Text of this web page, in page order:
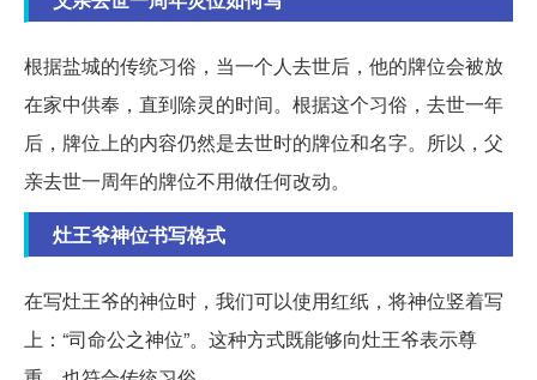
根据盐城的传统习俗，当一个人去世后，他的牌位会被放
在家中供奉，直到除灵的时间。根据这个习俗，去世一年
后，牌位上的内容仍然是去世时的牌位和名字。所以，父
亲去世一周年的牌位不用做任何改动。
灶王爷神位书写格式
在写灶王爷的神位时，我们可以使用红纸，将神位竖着写
上：“司命公之神位”。这种方式既能够向灶王爷表示尊